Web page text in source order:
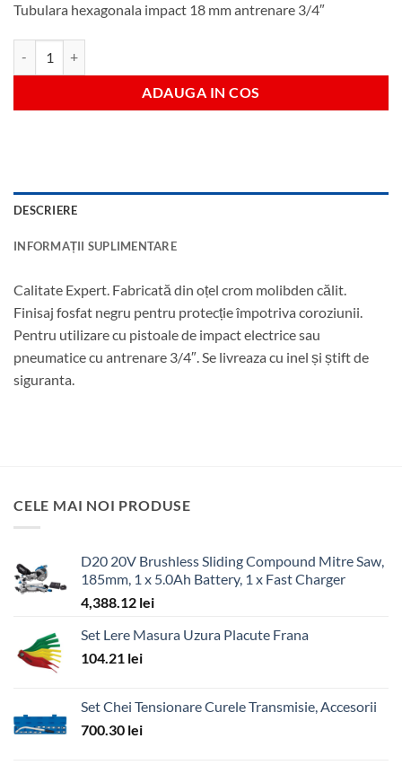
Tubulara hexagonala impact 18 mm antrenare 3/4″
ADAUGA IN COS
DESCRIERE
INFORMAȚII SUPLIMENTARE
Calitate Expert. Fabricată din oțel crom molibden călit.
Finisaj fosfat negru pentru protecție împotriva coroziunii.
Pentru utilizare cu pistoale de impact electrice sau
pneumatice cu antrenare 3/4″. Se livreaza cu inel și știft de
siguranta.
CELE MAI NOI PRODUSE
D20 20V Brushless Sliding Compound Mitre Saw,
185mm, 1 x 5.0Ah Battery, 1 x Fast Charger
4,388.12 lei
Set Lere Masura Uzura Placute Frana
104.21 lei
Set Chei Tensionare Curele Transmisie, Accesorii
700.30 lei